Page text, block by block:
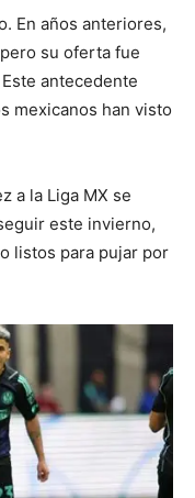
En años anteriores,
su oferta fue
antecedente
mexicanos han visto
a la Liga MX se
este invierno,
listos para pujar por